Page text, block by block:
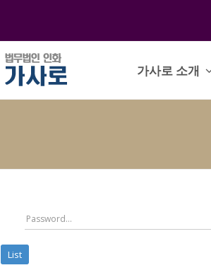
가사로 소개
List